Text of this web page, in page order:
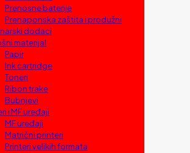
Prenosne baterije
Prenaponska zaštita i produžni
dodaci
materijal
Papir
Ink cartridge
Toneri
Ribon trake
Bubnjevi
i MF uređaji
MF uređaji
Matrični printeri
Printeri velikih formata